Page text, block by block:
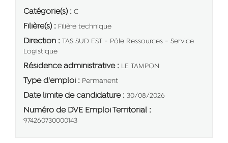
Catégorie(s) : C
Filière(s) : Filière technique
Direction : TAS SUD EST - Pôle Ressources - Service
Logistique
Résidence administrative : LE TAMPON
Type d'emploi : Permanent
Date limite de candidature : 30/08/2026
Numéro de DVE Emploi Territorial :
974260730000143